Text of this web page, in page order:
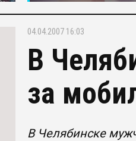
04.04.2007 16:03
В
за
В Челябинске